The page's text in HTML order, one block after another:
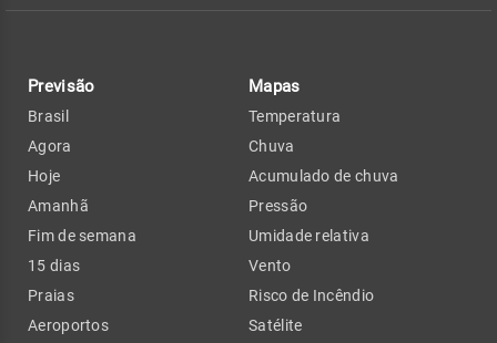
Previsão
Brasil
Agora
Hoje
Amanhã
Fim de semana
15 dias
Praias
Aeroportos
Mapas
Temperatura
Chuva
Acumulado de chuva
Pressão
Umidade relativa
Vento
Risco de Incêndio
Satélite